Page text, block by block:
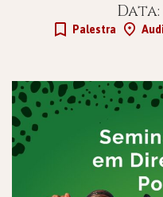
Data:
Palestra